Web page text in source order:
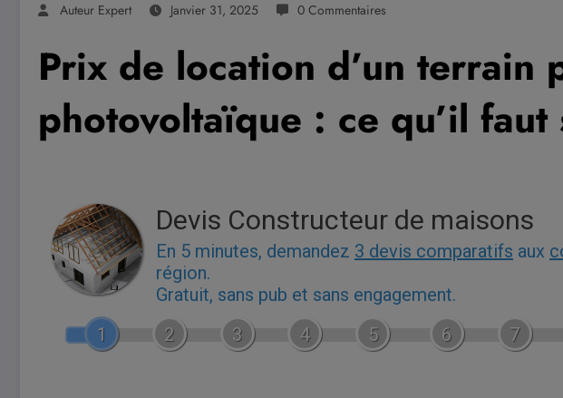
Auteur Expert
Janvier 31, 2025 0 Commentaires
Prix de location d’un terrain
photovoltaïque : ce qu’il faut
Devis Constructeur de maisons
En 5 minutes, demandez 3 devis comparatifs aux
région.
Gratuit, sans pub et sans engagement.
1
2 3 4 5 6 7